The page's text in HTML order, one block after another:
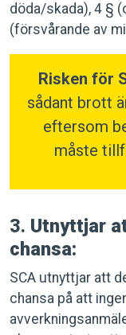
döda/skada), 4 §
(försvårande av
Risken för
sådant brott
eftersom
måste
3. Utnyttjar
chansa:
SCA utnyttjar att
chansa på att